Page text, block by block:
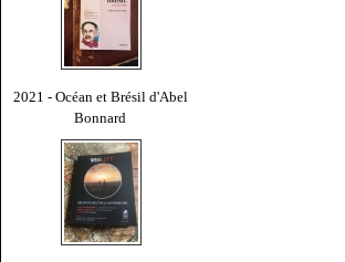
2021 - Océan et Brésil d'Abel
Bonnard